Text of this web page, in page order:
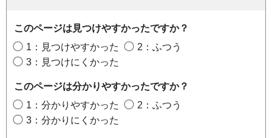
このページは見つけやすかったですか？
1：見つけやすかった
2：ふつう
3：見つけにくかった
このページは分かりやすかったですか？
1：分かりやすかった
2：ふつう
3：分かりにくかった